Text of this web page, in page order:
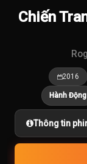
Chiến
2016
Hành Động
Thông tin